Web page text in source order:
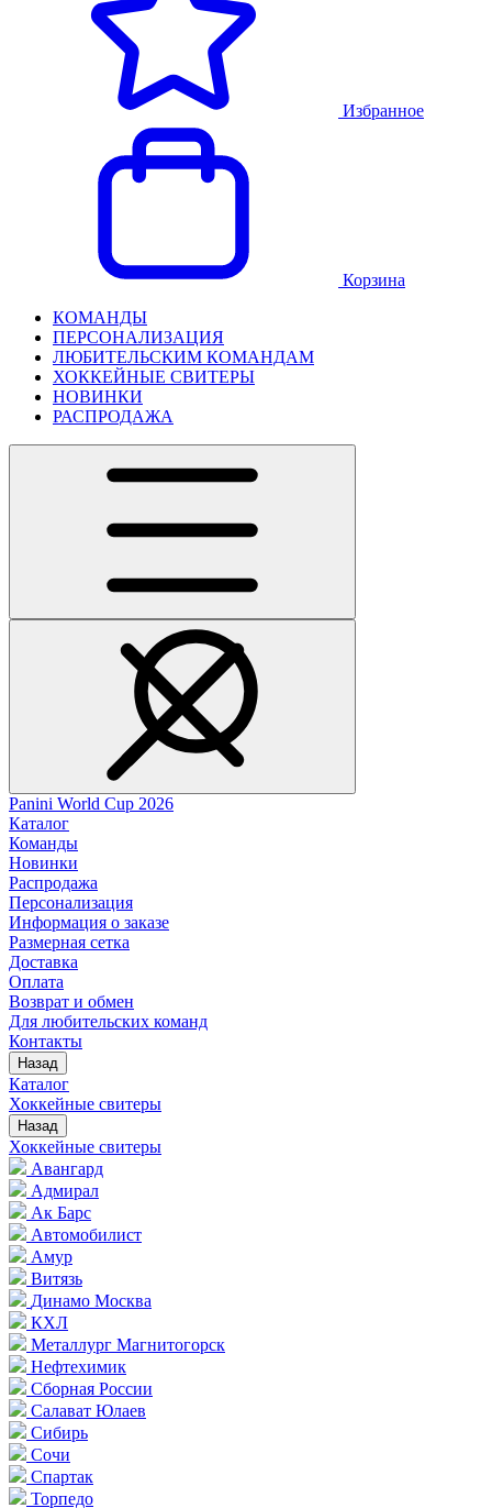
Избранное
Корзина
КОМАНДЫ
ПЕРСОНАЛИЗАЦИЯ
ЛЮБИТЕЛЬСКИМ КОМАНДАМ
ХОККЕЙНЫЕ СВИТЕРЫ
НОВИНКИ
РАСПРОДАЖА
Panini World Cup 2026
Каталог
Команды
Новинки
Распродажа
Персонализация
Информация о заказе
Размерная сетка
Доставка
Оплата
Возврат и обмен
Для любительских команд
Контакты
Назад
Каталог
Хоккейные свитеры
Назад
Хоккейные свитеры
Авангард
Адмирал
Ак Барс
Автомобилист
Амур
Витязь
Динамо Москва
КХЛ
Металлург Магнитогорск
Нефтехимик
Сборная России
Салават Юлаев
Сибирь
Сочи
Спартак
Торпедо